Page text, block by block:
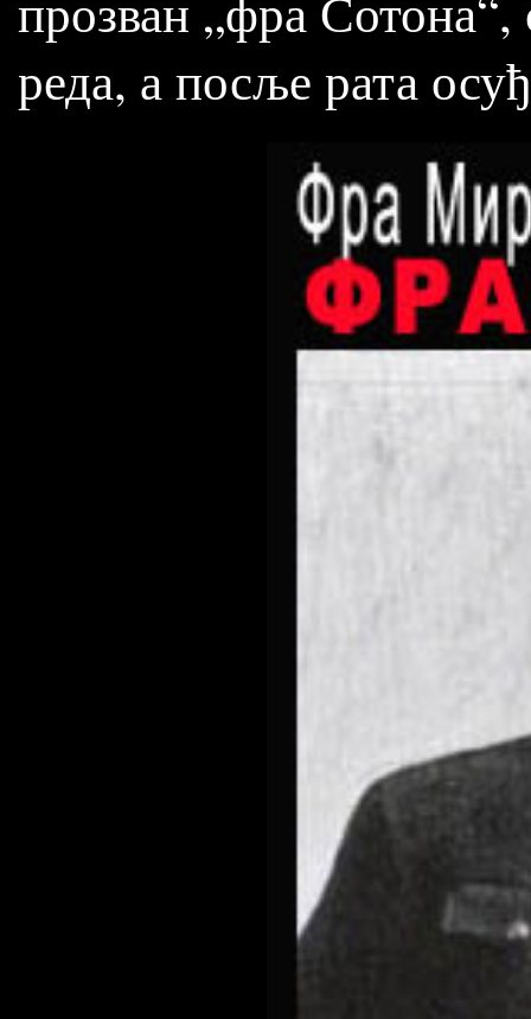
реда, а посље рата